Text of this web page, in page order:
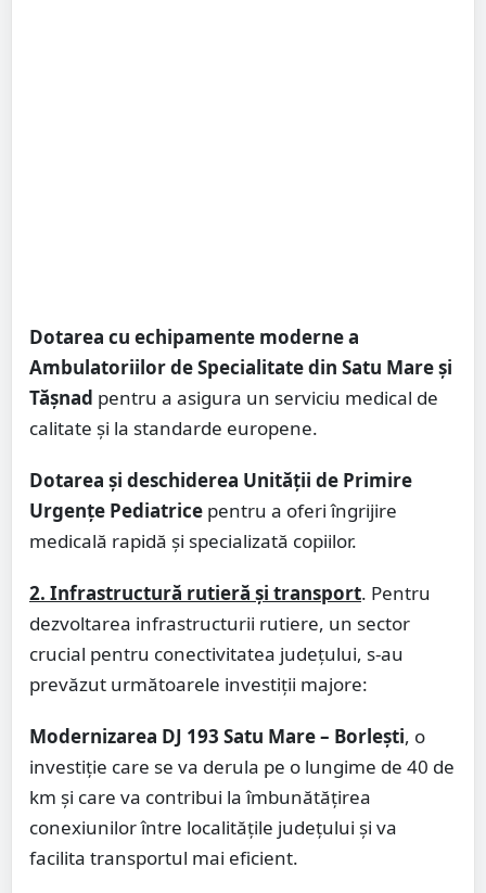
Dotarea cu echipamente moderne a
Ambulatoriilor de Specialitate din Satu Mare și
Tășnad pentru a asigura un serviciu medical de
calitate și la standarde europene.
Dotarea și deschiderea Unității de Primire
Urgențe Pediatrice pentru a oferi îngrijire
medicală rapidă și specializată copiilor.
2. Infrastructură rutieră și transport. Pentru
dezvoltarea infrastructurii rutiere, un sector
crucial pentru conectivitatea județului, s-au
prevăzut următoarele investiții majore:
Modernizarea DJ 193 Satu Mare – Borlești, o
investiție care se va derula pe o lungime de 40 de
km și care va contribui la îmbunătățirea
conexiunilor între localitățile județului și va
facilita transportul mai eficient.